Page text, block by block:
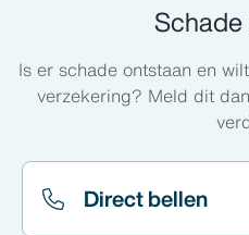
Is er schade ontstaan en
verzekering? Meld dit
Direct bellen